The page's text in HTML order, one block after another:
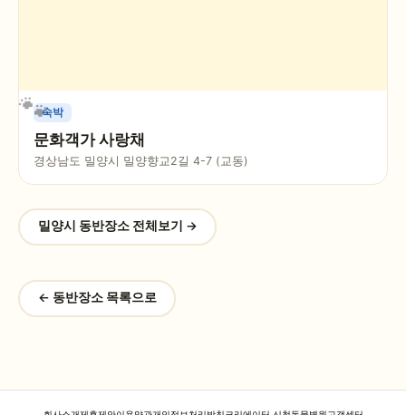
숙박
문화객가 사랑채
경상남도 밀양시 밀양향교2길 4-7 (교동)
밀양시 동반장소 전체보기 →
← 동반장소 목록으로